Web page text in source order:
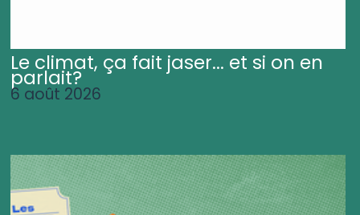
Le climat, ça fait jaser... et si on en
parlait?
6 août 2026